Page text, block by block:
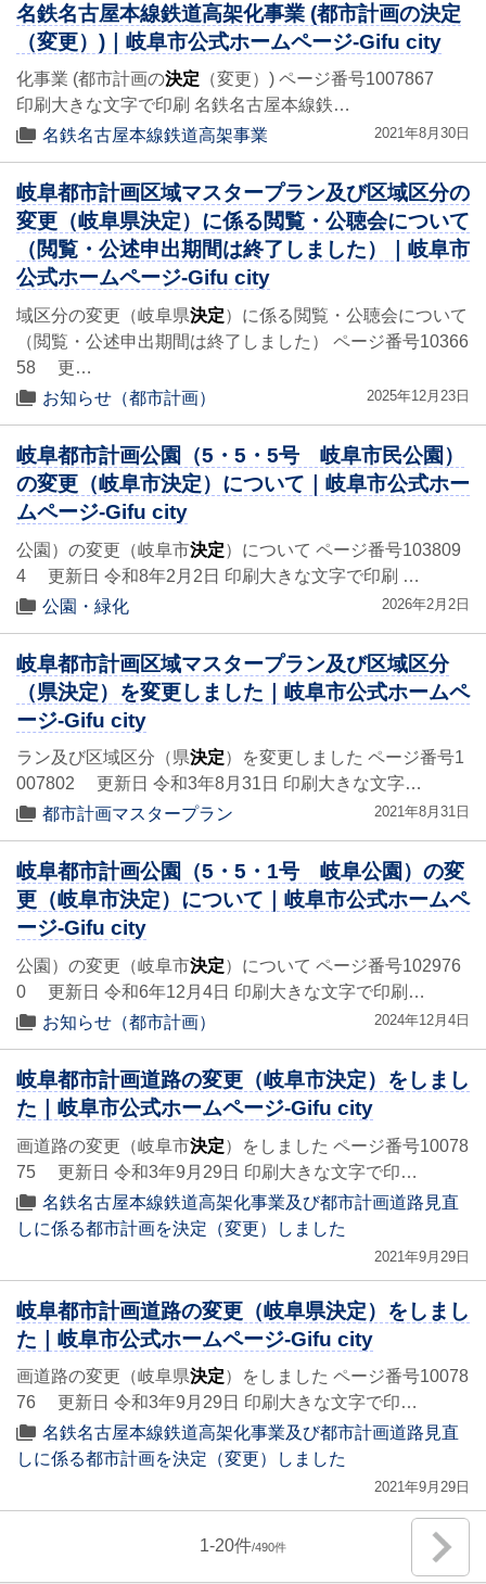
名鉄名古屋本線鉄道高架化事業 (都市計画の決定
（変更）)｜岐阜市公式ホームページ-Gifu city
化事業 (都市計画の決定 （変更）) ページ番号1007867
印刷大きな文字で印刷 名鉄名古屋本線鉄…
名鉄名古屋本線鉄道高架事業
2021年8月30日
岐阜都市計画区域マスタープラン及び区域区分の
変更（岐阜県決定）に係る閲覧・公聴会について
（閲覧・公述申出期間は終了しました）｜岐阜市
公式ホームページ-Gifu city
域区分の変更（岐阜県決定）に係る閲覧・公聴会について
（閲覧・公述申出期間は終了しました） ページ番号10366
58 更…
お知らせ（都市計画）
2025年12月23日
岐阜都市計画公園（5・5・5号 岐阜市民公園）
の変更（岐阜市決定）について｜岐阜市公式ホー
ムページ-Gifu city
公園）の変更（岐阜市決定）について ページ番号103809
4 更新日 令和8年2月2日 印刷大きな文字で印刷 …
公園・緑化
2026年2月2日
岐阜都市計画区域マスタープラン及び区域区分
（県決定）を変更しました｜岐阜市公式ホームペ
ージ-Gifu city
ラン及び区域区分（県決定）を変更しました ページ番号1
007802 更新日 令和3年8月31日 印刷大きな文字…
都市計画マスタープラン
2021年8月31日
岐阜都市計画公園（5・5・1号 岐阜公園）の変
更（岐阜市決定）について｜岐阜市公式ホームペ
ージ-Gifu city
公園）の変更（岐阜市決定）について ページ番号102976
0 更新日 令和6年12月4日 印刷大きな文字で印刷…
お知らせ（都市計画）
2024年12月4日
岐阜都市計画道路の変更（岐阜市決定）をしまし
た｜岐阜市公式ホームページ-Gifu city
画道路の変更（岐阜市決定）をしました ページ番号10078
75 更新日 令和3年9月29日 印刷大きな文字で印…
名鉄名古屋本線鉄道高架化事業及び都市計画道路見直
しに係る都市計画を決定（変更）しました
2021年9月29日
岐阜都市計画道路の変更（岐阜県決定）をしまし
た｜岐阜市公式ホームページ-Gifu city
画道路の変更（岐阜県決定）をしました ページ番号10078
76 更新日 令和3年9月29日 印刷大きな文字で印…
名鉄名古屋本線鉄道高架化事業及び都市計画道路見直
しに係る都市計画を決定（変更）しました
2021年9月29日
1-20 490